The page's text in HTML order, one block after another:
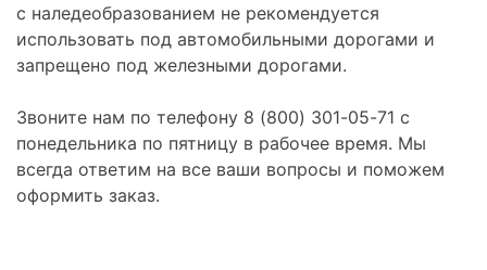
с наледеобразованием не рекомендуется
использовать под автомобильными дорогами и
запрещено под железными дорогами.
Звоните нам по телефону 8 (800) 301-05-71 с
понедельника по пятницу в рабочее время. Мы
всегда ответим на все ваши вопросы и поможем
оформить заказ.